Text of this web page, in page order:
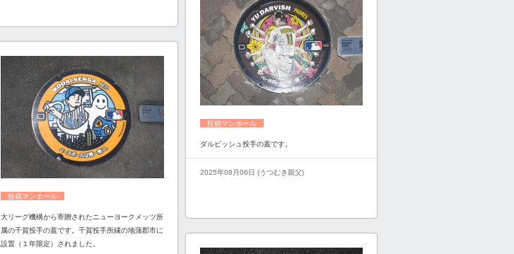
投稿マンホール
ダルビッシュ投手の蓋です。
2025年08月06日 (うつむき親父)
投稿マンホール
大リーグ機構から寄贈されたニューヨークメッツ所
属の千賀投手の蓋です。千賀投手所縁の地蒲郡市に
設置（１年限定）されました。